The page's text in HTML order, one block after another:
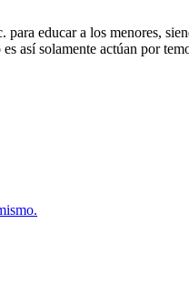
para educar a los menores,
así solamente actúan por